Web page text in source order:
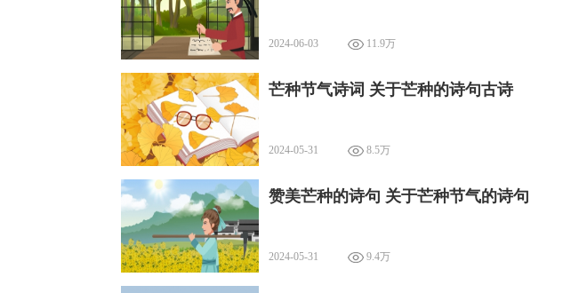
2024-06-03 11.9万
芒种节气诗词 关于芒种的诗句古诗
2024-05-31 8.5万
赞美芒种的诗句 关于芒种节气的诗句
2024-05-31 9.4万